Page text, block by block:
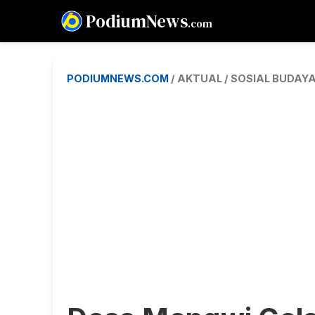
PodiumNews.com
PODIUMNEWS.COM / AKTUAL / SOSIAL